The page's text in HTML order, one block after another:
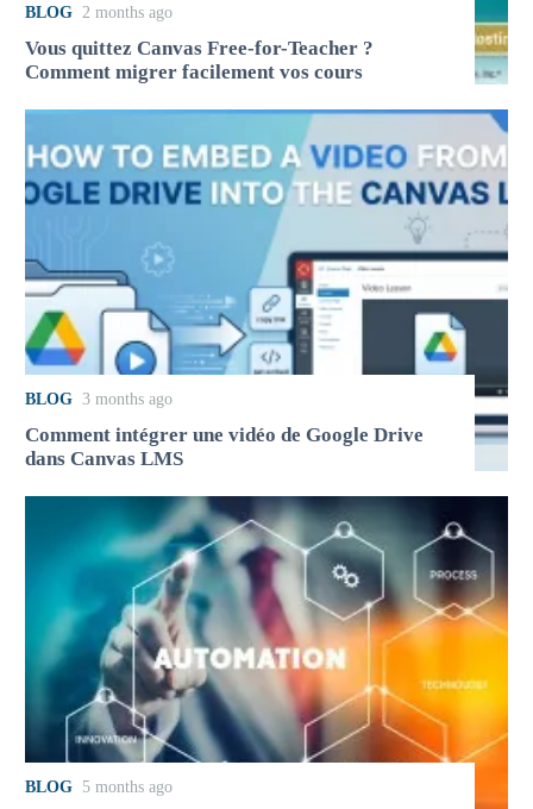
BLOG 2 months ago
Vous quittez Canvas Free-for-Teacher ?
Comment migrer facilement vos cours
BLOG 3 months ago
Comment intégrer une vidéo de Google Drive
dans Canvas LMS
BLOG 5 months ago